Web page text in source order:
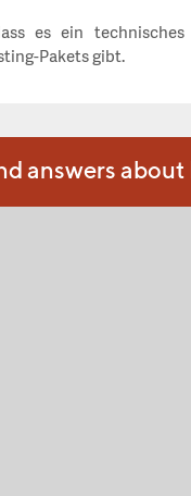
es ein
Pakets gibt.
answers